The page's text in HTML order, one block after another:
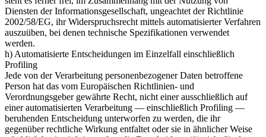
Diensten der Informationsgesellschaft, ungeachtet der Richtlinie
2002/58/EG, ihr Widerspruchsrecht mittels automatisierter Verfahren
auszuüben, bei denen technische Spezifikationen verwendet
werden.
h) Automatisierte Entscheidungen im Einzelfall einschließlich
Profiling
Jede von der Verarbeitung personenbezogener Daten betroffene
Person hat das vom Europäischen Richtlinien- und
Verordnungsgeber gewährte Recht, nicht einer ausschließlich auf
einer automatisierten Verarbeitung — einschließlich Profiling —
beruhenden Entscheidung unterworfen zu werden, die ihr
gegenüber rechtliche Wirkung entfaltet oder sie in ähnlicher Weise